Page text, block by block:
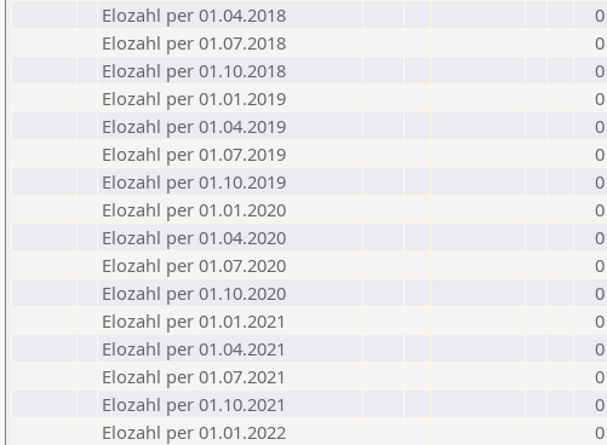
Elozahl per 01.04.2018
0
Elozahl per 01.07.2018
0
Elozahl per 01.10.2018
0
Elozahl per 01.01.2019
0
Elozahl per 01.04.2019
0
Elozahl per 01.07.2019
0
Elozahl per 01.10.2019
0
Elozahl per 01.01.2020
0
Elozahl per 01.04.2020
0
Elozahl per 01.07.2020
0
Elozahl per 01.10.2020
0
Elozahl per 01.01.2021
0
Elozahl per 01.04.2021
0
Elozahl per 01.07.2021
0
Elozahl per 01.10.2021
0
Elozahl per 01.01.2022
0